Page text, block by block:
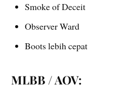
Smoke of Deceit
Observer Ward
Boots lebih cepat
MLBB / AOV: